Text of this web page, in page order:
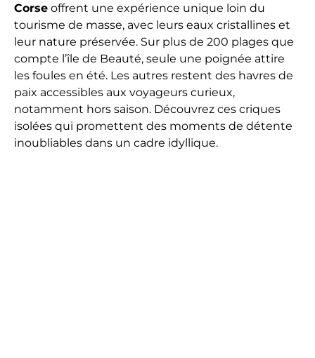
Corse offrent une expérience unique loin du
tourisme de masse, avec leurs eaux cristallines et
leur nature préservée. Sur plus de 200 plages que
compte l’île de Beauté, seule une poignée attire
les foules en été. Les autres restent des havres de
paix accessibles aux voyageurs curieux,
notamment hors saison. Découvrez ces criques
isolées qui promettent des moments de détente
inoubliables dans un cadre idyllique.